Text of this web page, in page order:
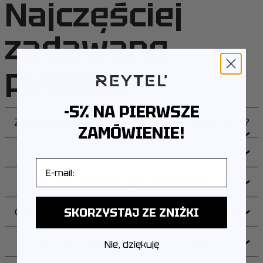
Najczęściej
zadawane
pytania
Z JAKIEGO METALU WYKONANA JEST BIŻUTERIA?
❯
❯
❯
CZY MOGĘ ZWRÓCIĆ LUB WYMIENIĆ PRODUKT? ❯
JAK WYGLĄDA DOSTAWA I ILE TRWA? ❯
-5% NA PIERWSZE
ZAMÓWIENIE!
SKORZYSTAJ ZE ZNIŻKI
Nie, dziękuję